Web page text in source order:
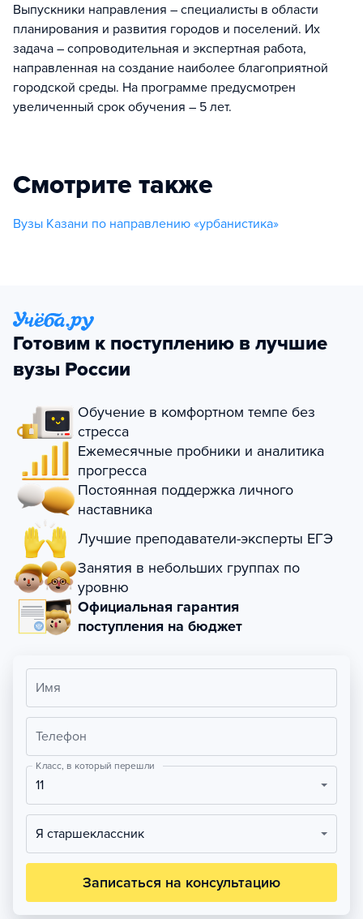
Выпускники направления – специалисты в области
планирования и развития городов и поселений. Их
задача – сопроводительная и экспертная работа,
направленная на создание наиболее благоприятной
городской среды. На программе предусмотрен
увеличенный срок обучения – 5 лет.
Смотрите также
Вузы Казани по направлению «урбанистика»
Готовим к поступлению в лучшие
вузы России
Обучение в комфортном темпе без
стресса
Ежемесячные пробники и аналитика
прогресса
Постоянная поддержка личного
наставника
Лучшие преподаватели-эксперты ЕГЭ
Занятия в небольших группах по
уровню
Официальная гарантия
поступления на бюджет
Имя
Телефон
Класс, в который перешли
11
Я старшеклассник
Записаться на консультацию